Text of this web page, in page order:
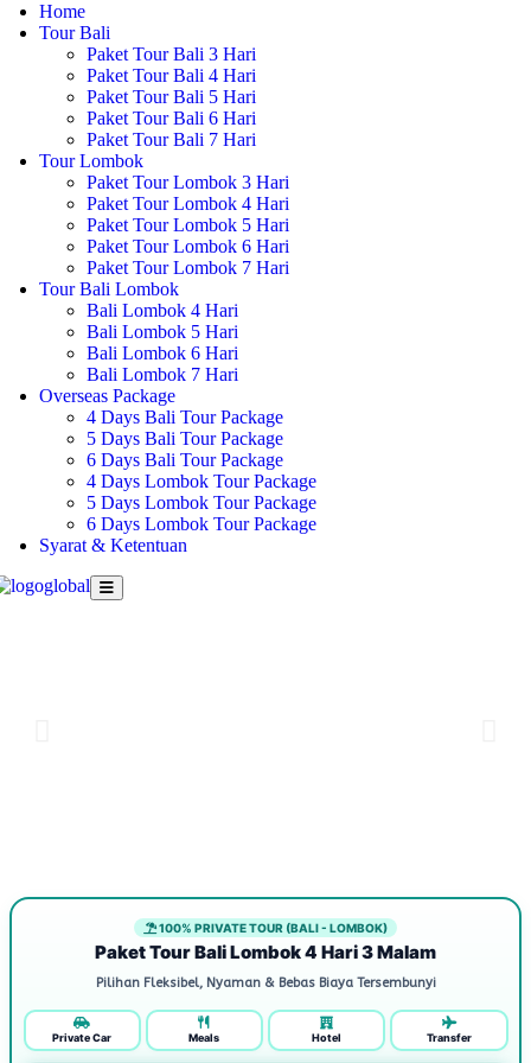
Home
Tour Bali
Paket Tour Bali 3 Hari
Paket Tour Bali 4 Hari
Paket Tour Bali 5 Hari
Paket Tour Bali 6 Hari
Paket Tour Bali 7 Hari
Tour Lombok
Paket Tour Lombok 3 Hari
Paket Tour Lombok 4 Hari
Paket Tour Lombok 5 Hari
Paket Tour Lombok 6 Hari
Paket Tour Lombok 7 Hari
Tour Bali Lombok
Bali Lombok 4 Hari
Bali Lombok 5 Hari
Bali Lombok 6 Hari
Bali Lombok 7 Hari
Overseas Package
4 Days Bali Tour Package
5 Days Bali Tour Package
6 Days Bali Tour Package
4 Days Lombok Tour Package
5 Days Lombok Tour Package
6 Days Lombok Tour Package
Syarat & Ketentuan
100% PRIVATE TOUR (BALI - LOMBOK)
Paket Tour Bali Lombok 4 Hari 3 Malam
Pilihan Fleksibel, Nyaman & Bebas Biaya Tersembunyi
Private Car Meals Hotel Transfer